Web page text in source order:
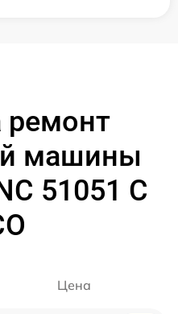
машины
51051 C
Цена